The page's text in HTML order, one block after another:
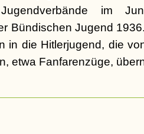
im
Bündischen Jugend
in die Hitlerjugend, die
etwa Fanfarenzüge,